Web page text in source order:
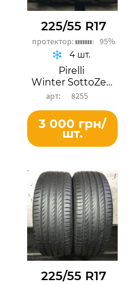
225/55 R17
протектор: 95%
Pirelli
Winter SottoZero 3
8255
4 шт.
3 000 грн/
шт.
225/55 R17